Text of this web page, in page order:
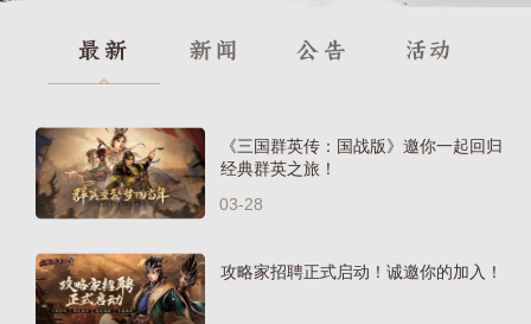
《三国群英传：国战版》邀你一起回归
经典群英之旅！
03-28
攻略家招聘正式启动！诚邀你的加入！